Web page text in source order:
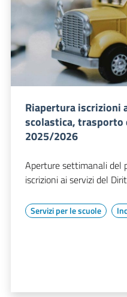
Riapertura iscrizioni
scolastica, trasporto
2025/2026
Aperture settimanali del
iscrizioni ai servizi del
Servizi per le scuole